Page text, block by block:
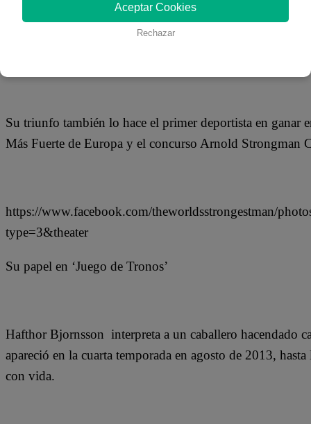
El atleta de 29 años primero intentó ganarse la vida
Su triunfo también lo hace el primer deportista en
Más Fuerte de Europa y el concurso Arnold Strongman
https://www.facebook.com/theworldsstrongestman/
type=3&theater
Su papel en ‘Juego de Tronos’
Hafthor Bjornsson interpreta a un caballero hacendado
apareció en la cuarta temporada en agosto de 2013,
con vida.
Aceptar Cookies
Rechazar